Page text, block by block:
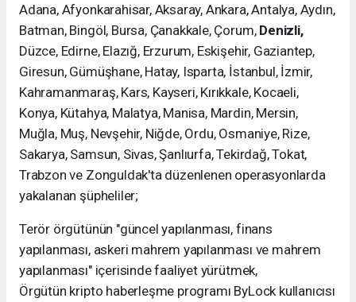
Adana, Afyonkarahisar, Aksaray, Ankara, Antalya, Aydın,
Batman, Bingöl, Bursa, Çanakkale, Çorum, Denizli,
Düzce, Edirne, Elazığ, Erzurum, Eskişehir, Gaziantep,
Giresun, Gümüşhane, Hatay, Isparta, İstanbul, İzmir,
Kahramanmaraş, Kars, Kayseri, Kırıkkale, Kocaeli,
Konya, Kütahya, Malatya, Manisa, Mardin, Mersin,
Muğla, Muş, Nevşehir, Niğde, Ordu, Osmaniye, Rize,
Sakarya, Samsun, Sivas, Şanlıurfa, Tekirdağ, Tokat,
Trabzon ve Zonguldak'ta düzenlenen operasyonlarda
yakalanan şüpheliler;
Terör örgütünün "güncel yapılanması, finans
yapılanması, askeri mahrem yapılanması ve mahrem
yapılanması" içerisinde faaliyet yürütmek,
Örgütün kripto haberleşme programı ByLock kullanıcısı